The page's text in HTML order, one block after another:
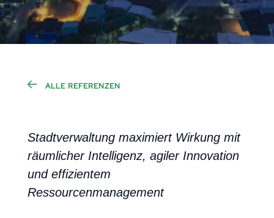
ALLE REFERENZEN
Stadtverwaltung maximiert Wirkung mit
räumlicher Intelligenz, agiler Innovation
und effizientem
Ressourcenmanagement